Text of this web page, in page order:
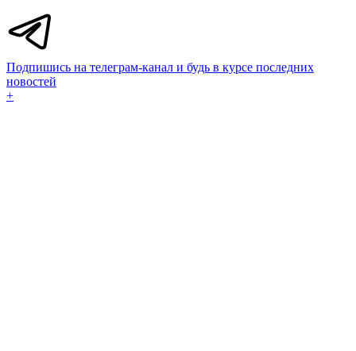
Подпишись на телеграм-канал и будь в курсе последних
новостей
+